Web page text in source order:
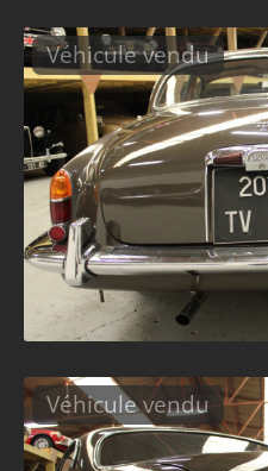
Véhicule vendu
Véhicule vendu